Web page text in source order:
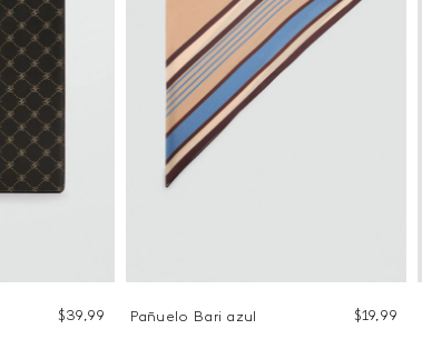
$39 99 Pañuelo Bari azul $19 99